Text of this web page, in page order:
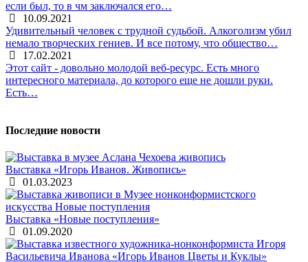
если был, то в чм заключался его…
10.09.2021
Удивительный человек с трудной судьбой. Алкоголизм убил
немало творческих гениев. И все потому, что общество…
17.02.2021
Этот сайт - довольно молодой веб-ресурс. Есть много
интересного материала, до которого еще не дошли руки.
Есть…
Последние новости
Выставка «Игорь Иванов. Живопись»
01.03.2023
Выставка «Новые поступления»
01.09.2020